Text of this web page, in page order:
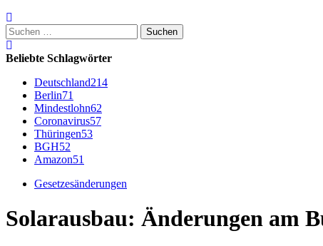
Suchen
nach:
Beliebte Schlagwörter
Deutschland214
Berlin71
Mindestlohn62
Coronavirus57
Thüringen53
BGH52
Amazon51
Gesetzesänderungen
Solarausbau: Änderungen am